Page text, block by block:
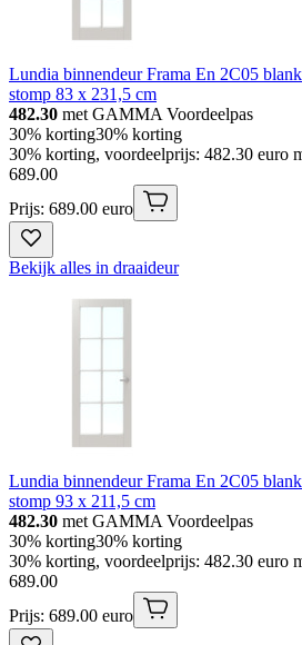
Lundia binnendeur Frama En 2C05
stomp 83 x 231,5 cm
482.30 met GAMMA Voordeelpas
30% korting30% korting
30% korting, voordeelprijs: 482.30 euro
689.00
Prijs: 689.00 euro
Bekijk alles in draaideur
Lundia binnendeur Frama En 2C05
stomp 93 x 211,5 cm
482.30 met GAMMA Voordeelpas
30% korting30% korting
30% korting, voordeelprijs: 482.30 euro
689.00
Prijs: 689.00 euro